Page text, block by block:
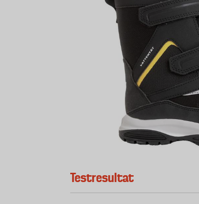
Testresultat